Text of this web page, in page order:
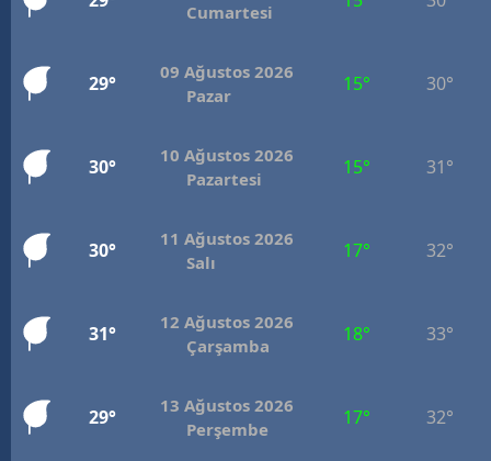
Cumartesi
29°
09 Ağustos 2026
Pazar
15° 30°
30°
10 Ağustos 2026
Pazartesi
15° 31°
30°
11 Ağustos 2026
Salı
17° 32°
31°
12 Ağustos 2026
Çarşamba
18° 33°
29°
13 Ağustos 2026
Perşembe
17° 32°